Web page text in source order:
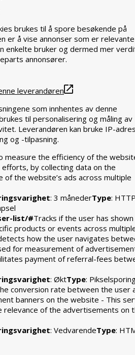
brukes til å spore besøkende på
er å vise annonser som er
enkelte bruker og dermed mer
annonsører.
leverandøren
som innhentes av denne
til personalisering og måling av
Leverandøren kan bruke IP-
og -tilpasning.
measure the efficiency of the
by collecting data on the
of the website’s ads across multiple
: 3 månederType:
list/#Tracks if the user has shown
products or events across
how the user navigates
for measurement of
payment of referral-fees
: ØktType:
conversion rate between the user
banners on the website - This
relevance of the advertisements on
: VedvarendeType: